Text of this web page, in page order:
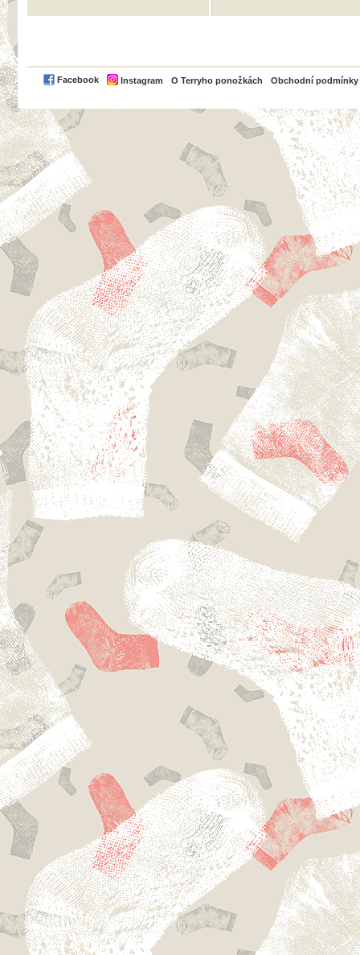
Facebook Instagram O Terryho ponožkách Obchodní podmínky
PayPal